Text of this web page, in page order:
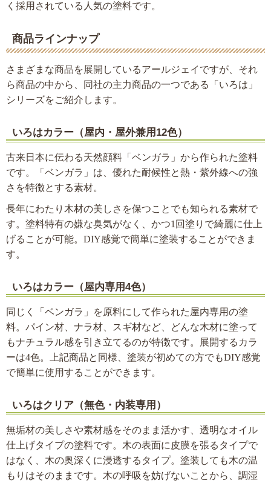
く採用されている人気の塗料です。
商品ラインナップ
さまざまな商品を展開しているアールジェイですが、それ
ら商品の中から、同社の主力商品の一つである「いろは」
シリーズをご紹介します。
いろはカラー（屋内・屋外兼用12色）
古来日本に伝わる天然顔料「ベンガラ」から作られた塗料
です。「ベンガラ」は、優れた耐候性と熱・紫外線への強
さを特徴とする素材。
長年にわたり木材の美しさを保つことでも知られる素材で
す。塗料特有の嫌な臭気がなく、かつ1回塗りで綺麗に仕上
げることが可能。DIY感覚で簡単に塗装することができま
す。
いろはカラー（屋内専用4色）
同じく「ベンガラ」を原料にして作られた屋内専用の塗
料。パイン材、ナラ材、スギ材など、どんな木材に塗って
もナチュラル感を引き立てるのが特徴です。展開するカラ
ーは4色。上記商品と同様、塗装が初めての方でもDIY感覚
で簡単に使用することができます。
いろはクリア（無色・内装専用）
無垢材の美しさや素材感をそのまま活かす、透明なオイル
仕上げタイプの塗料です。木の表面に皮膜を張るタイプで
はなく、木の奥深くに浸透するタイプ。塗装しても木の温
もりはそのままです。木の呼吸を妨げないことから、調湿